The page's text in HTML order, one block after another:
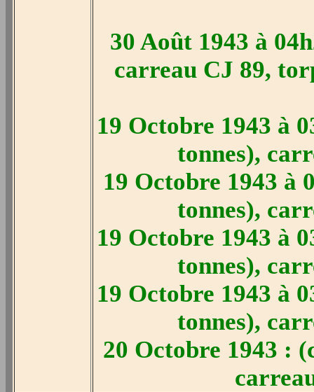
30 Août 1943 à
carreau CJ 89,
19 Octobre 1943 à
tonnes),
19 Octobre 1943 à
tonnes),
19 Octobre 1943 à
tonnes),
19 Octobre 1943 à
tonnes),
20 Octobre 1943 :